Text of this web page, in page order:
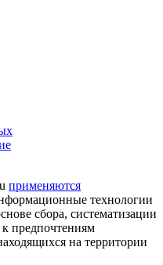
применяются
технологии
сбора, систематизации
предпочтениям
на территории